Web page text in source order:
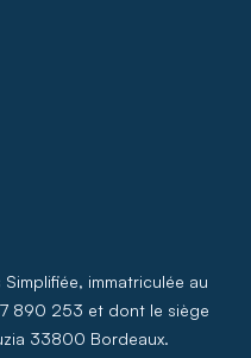
immatriculée au
890 253 et dont le siège
33800 Bordeaux.